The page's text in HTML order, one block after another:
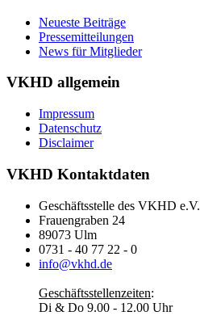
Neueste Beiträge
Pressemitteilungen
News für Mitglieder
VKHD allgemein
Impressum
Datenschutz
Disclaimer
VKHD Kontaktdaten
Geschäftsstelle des VKHD e.V.
Frauengraben 24
89073 Ulm
0731 - 40 77 22 - 0
info@vkhd.de
Geschäftsstellenzeiten:
Di & Do 9.00 - 12.00 Uhr